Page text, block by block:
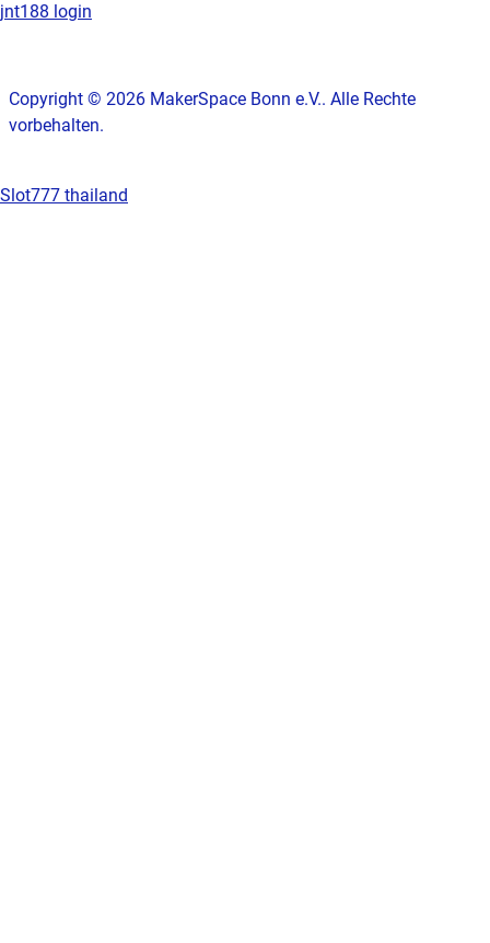
jnt188 login
Copyright © 2026 MakerSpace Bonn e.V.. Alle Rechte
vorbehalten.
Slot777 thailand